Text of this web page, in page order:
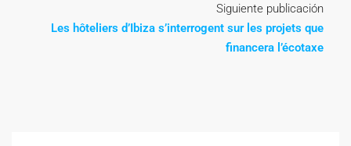
Siguiente publicación
Les hôteliers d’Ibiza s’interrogent sur les projets que
financera l’écotaxe